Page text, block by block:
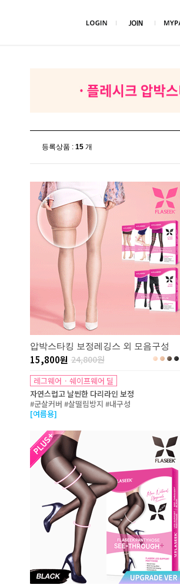
등록상품 : 15개
압박스타킹 보정레깅스 외 모음구성
15,800원 24,800원
레그웨어 · 쉐이프웨어 딜
자연스럽고 날씬한 다리라인 보정
#군살커버 #살떨림방지 #내구성
[여름용]